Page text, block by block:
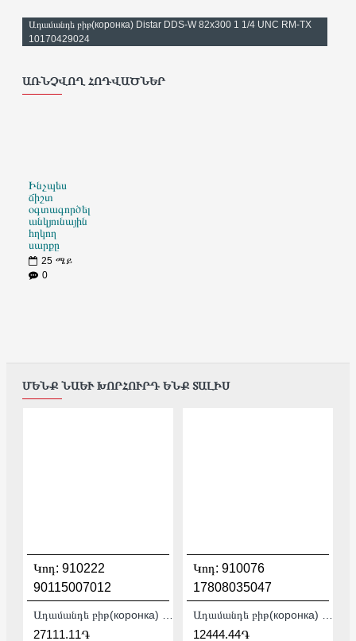
Ադամանդե բիթ(коронка) Distar DDS-W 82x300 1 1/4 UNC RM-TX
10170429024
ԱՌՆՉՎՈՂ ՀՈԴՎԱԾՆԵՐ
Ինչպես
ճիշտ
օգտագործել
անկյունային
հղկող
սարքը
25 ሜይ
0
ՄԵՆՔ ՆԱԵՒ ԽՈՐՀՈՒՐԴ ԵՆՔ ՏԱԼԻՍ
Կոդ: 910222
90115007012
27111.11֏
Կոդ: 910076
17808035047
12444.44֏